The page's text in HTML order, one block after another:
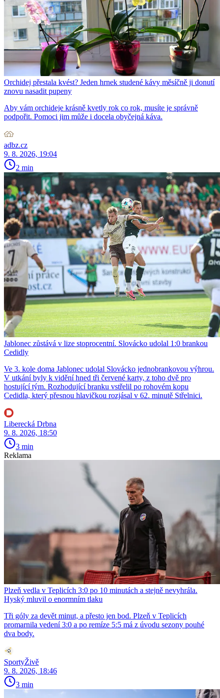
Orchidej přestala kvést? Jeden hrnek studené kávy měsíčně ji donutí
znovu nasadit pupeny
Aby vám orchideje krásně kvetly rok co rok, musíte je správně
podpořit. Pomoci jim může i docela obyčejná káva.
adbz.cz
9. 8. 2026, 19:04
2 min
Jablonec zůstává v lize stoprocentní. Slovácko udolal 1:0 brankou
Cedidly
Ve 3. kole doma Jablonec udolal Slovácko jednobrankovou výhrou.
V utkání byly k vidění hned tři červené karty, z toho dvě pro
hostující tým. Rozhodující branku vstřelil po rohovém kopu
Cedidla, který přesnou hlavičkou rozjásal v 62. minutě Střelnici.
Liberecká Drbna
9. 8. 2026, 18:50
3 min
Reklama
Plzeň vedla v Teplicích 3:0 po 10 minutách a stejně nevyhrála.
Hyský mluvil o enormním tlaku
Tři góly za devět minut, a přesto jen bod. Plzeň v Teplicích
promarnila vedení 3:0 a po remíze 5:5 má z úvodu sezony pouhé
dva body.
SportyŽivě
9. 8. 2026, 18:46
3 min